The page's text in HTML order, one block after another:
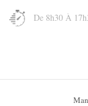
De 8h30 À